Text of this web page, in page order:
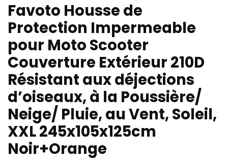
Favoto Housse de
Protection Impermeable
pour Moto Scooter
Couverture Extérieur 210D
Résistant aux déjections
d’oiseaux, à la Poussière/
Neige/ Pluie, au Vent, Soleil,
XXL 245x105x125cm
Noir+Orange